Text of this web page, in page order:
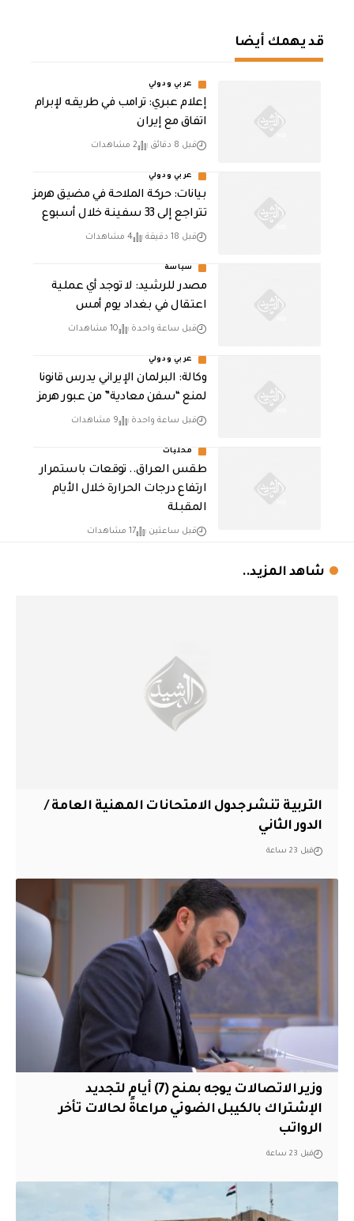
قد يهمك أيضا
عربي ودولي
إعلام عبري: ترامب في طريقه لإبرام
اتفاق مع إيران
قبل 8 دقائق 2 مشاهدات
عربي ودولي
بيانات: حركة الملاحة في مضيق هرمز
تتراجع إلى 33 سفينة خلال أسبوع
قبل 18 دقيقة 4 مشاهدات
سياسة
مصدر للرشيد: لا توجد أي عملية
اعتقال في بغداد يوم أمس
قبل ساعة واحدة 10 مشاهدات
عربي ودولي
وكالة: البرلمان الإيراني يدرس قانونا
لمنع “سفن معادية” من عبور هرمز
قبل ساعة واحدة 9 مشاهدات
محليات
طقس العراق.. توقعات باستمرار
ارتفاع درجات الحرارة خلال الأيام
المقبلة
قبل ساعتين 17 مشاهدات
شاهد المزيد..
التربية تنشر جدول الامتحانات المهنية العامة /
الدور الثاني
قبل 23 ساعة
وزير الاتصالات يوجه بمنح (7) أيام لتجديد
الإشتراك بالكيبل الضوئي مراعاةً لحالات تأخر
الرواتب
قبل 23 ساعة